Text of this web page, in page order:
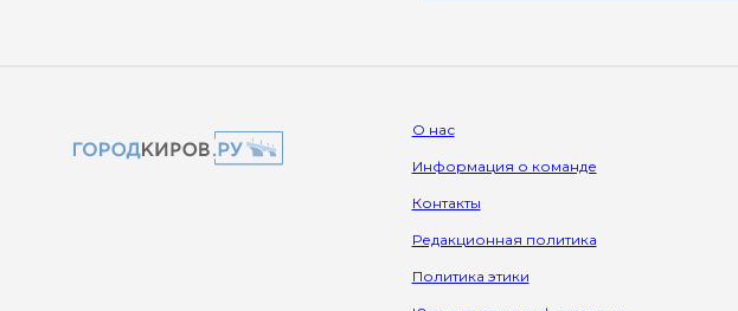
О нас
Информация о команде
Контакты
Редакционная политика
Политика этики